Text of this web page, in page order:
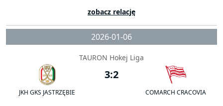
zobacz relację
2026-01-06
TAURON Hokej Liga
JKH GKS JASTRZĘBIE
3:2
COMARCH CRACOVIA